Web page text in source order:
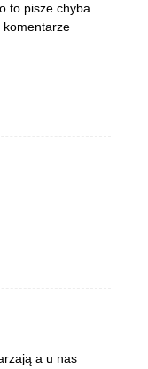
to pisze chyba
komentarze
a u nas